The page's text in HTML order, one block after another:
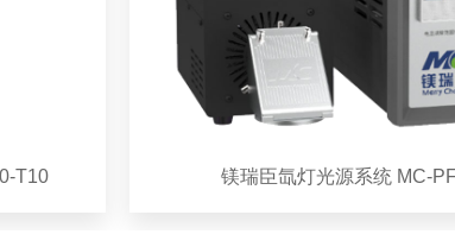
镁瑞臣氙灯光源系统 MC-PF300C